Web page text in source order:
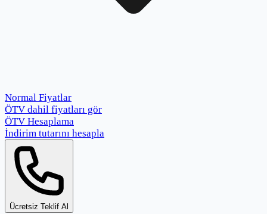
Normal Fiyatlar
ÖTV dahil fiyatları gör
ÖTV Hesaplama
İndirim tutarını hesapla
Ücretsiz Teklif Al